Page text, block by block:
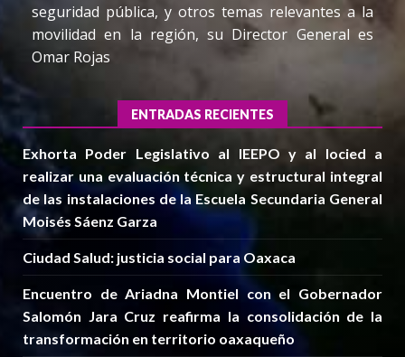
seguridad pública, y otros temas relevantes a la
movilidad en la región, su Director General es
Omar Rojas
ENTRADAS RECIENTES
Exhorta Poder Legislativo al IEEPO y al Iocied a
realizar una evaluación técnica y estructural integral
de las instalaciones de la Escuela Secundaria General
Moisés Sáenz Garza
Ciudad Salud: justicia social para Oaxaca
Encuentro de Ariadna Montiel con el Gobernador
Salomón Jara Cruz reafirma la consolidación de la
transformación en territorio oaxaqueño